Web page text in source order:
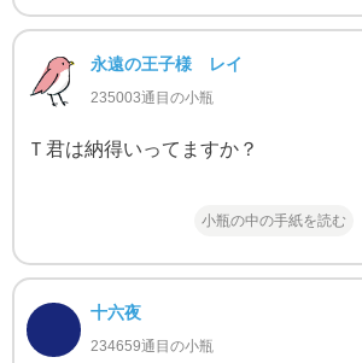
永遠の王子様 レイ
235003通目の小瓶
Ｔ君は納得いってますか？
小瓶の中の手紙を読む
十六夜
234659通目の小瓶